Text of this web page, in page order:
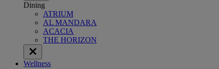
Dining
ATRIUM
AL MANDARA
ACACIA
THE HORIZON
Wellness